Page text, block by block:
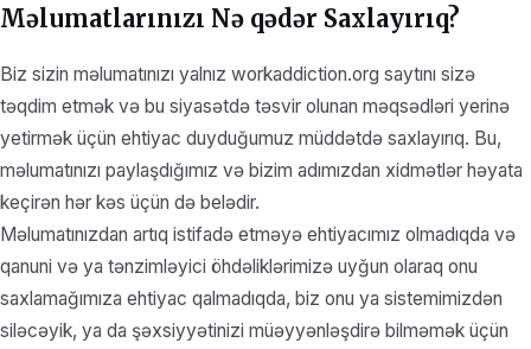
Məlumatlarınızı Nə qədər Saxlayırıq?
Biz sizin məlumatınızı yalnız workaddiction.org saytını sizə
təqdim etmək və bu siyasətdə təsvir olunan məqsədləri yerinə
yetirmək üçün ehtiyac duyduğumuz müddətdə saxlayırıq. Bu,
məlumatınızı paylaşdığımız və bizim adımızdan xidmətlər həyata
keçirən hər kəs üçün də belədir.
Məlumatınızdan artıq istifadə etməyə ehtiyacımız olmadıqda və
qanuni və ya tənzimləyici öhdəliklərimizə uyğun olaraq onu
saxlamağımıza ehtiyac qalmadıqda, biz onu ya sistemimizdən
siləcəyik, ya da şəxsiyyətinizi müəyyənləşdirə bilməmək üçün